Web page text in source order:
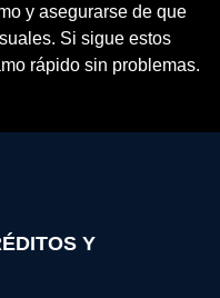
y asegurarse de que
Si sigue estos
rápido sin problemas.
Y